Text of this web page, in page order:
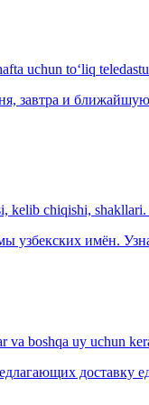
uchun to‘liq
завтра и
kelib chiqishi,
узбекских имён.
boshqa uy uchun
доставку